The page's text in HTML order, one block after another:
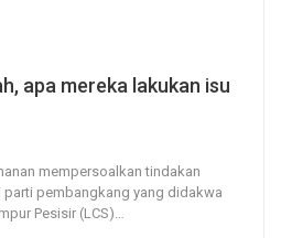
apa mereka lakukan isu
mempersoalkan tindakan
pembangkang yang didakwa
Pesisir (LCS)…